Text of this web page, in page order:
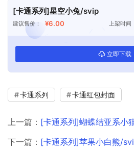
[卡通系列]星空小兔/svip
建议售价： ¥6.00 上架时间
立即下载
卡通系列 卡通红包封面
上一篇： [卡通系列]蝴蝶结亚系小
下一篇： [卡通系列]苹果小白熊/